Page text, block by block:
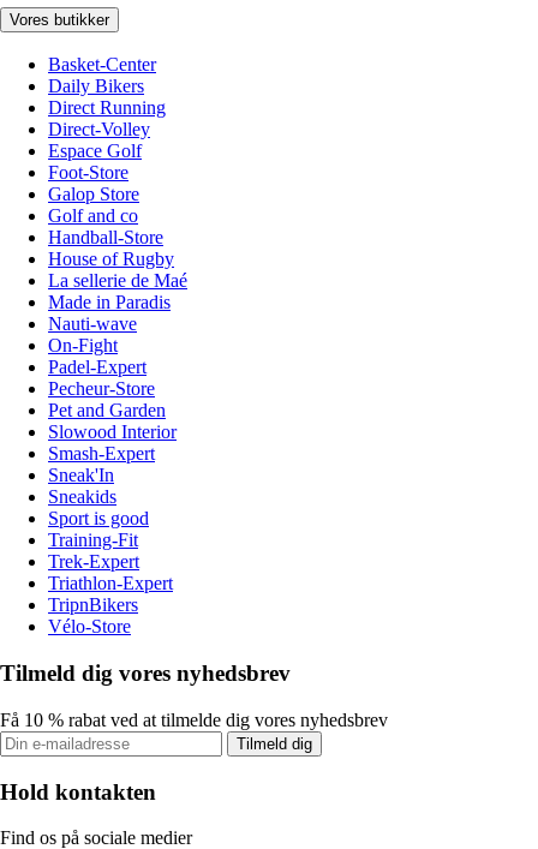
Vores butikker
Basket-Center
Daily Bikers
Direct Running
Direct-Volley
Espace Golf
Foot-Store
Galop Store
Golf and co
Handball-Store
House of Rugby
La sellerie de Maé
Made in Paradis
Nauti-wave
On-Fight
Padel-Expert
Pecheur-Store
Pet and Garden
Slowood Interior
Smash-Expert
Sneak'In
Sneakids
Sport is good
Training-Fit
Trek-Expert
Triathlon-Expert
TripnBikers
Vélo-Store
Tilmeld dig vores nyhedsbrev
Få 10 % rabat ved at tilmelde dig vores nyhedsbrev
Tilmeld dig
Hold kontakten
Find os på sociale medier